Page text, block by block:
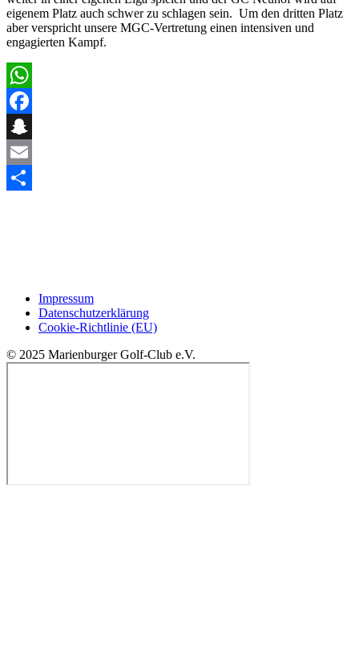
eigenem Platz auch schwer zu schlagen sein. Um den dritten Platz
aber verspricht unsere MGC-Vertretung einen intensiven und
engagierten Kampf.
WhatsApp
Facebook
Snapchat
Email
Impressum
Datenschutzerklärung
Cookie-Richtlinie (EU)
© 2025 Marienburger Golf-Club e.V.